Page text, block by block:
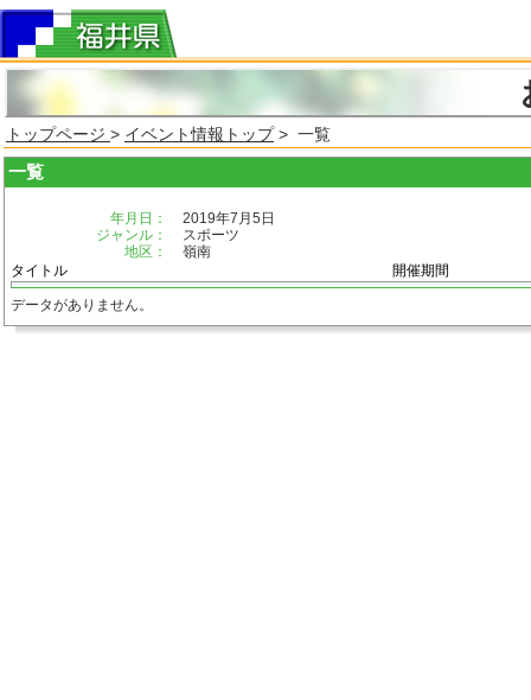
トップページ > イベント情報トップ> 一覧
一覧
年月日：
2019年7月5日
ジャンル：
スポーツ
地区：
嶺南
タイトル
開催期間
データがありません。